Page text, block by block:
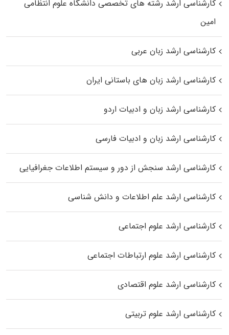
کارشناسی ارشد رﺷﺘﻪ ﻫﺎی تخصصی داﻧﺸﮕﺎه ﻋﻠﻮم انتظامی
اﻣﻴﻦ
کارشناسی ارشد زبان عربی
کارشناسی ارشد زبان‌ های باستانی ایران
کارشناسی ارشد زبان و ادبیات اردو
کارشناسی ارشد زبان و ادبیات فارسی
کارشناسی ارشد سنجش از دور و سیستم اطلاعات جغرافیایی
کارشناسی ارشد علم اطلاعات و دانش شناسی
کارشناسی ارشد علوم اجتماعی
کارشناسی ارشد علوم ارتباطات اجتماعی
کارشناسی ارشد علوم اقتصادی
کارشناسی ارشد علوم تربیتی